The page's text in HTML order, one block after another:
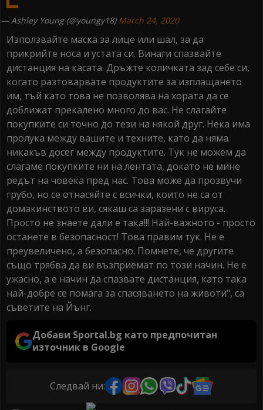
— Ashley Young (@youngy18) March 24, 2020
Използвайте маска за лице или шал, за да
прикрийте носа и устата си. Винаги спазвайте
дистанция на касата. Дръжте количката зад себе си,
когато разтоварвате продуктите за изплащането
им, тъй като това не позволява на хората да се
доближат прекалено много до вас. Не слагайте
покупките си точно до тези на някой друг. Нека има
пролука между вашите и техните, като да няма
никакъв досег между продуктите. Тук не можем да
слагаме покупките ни на лентата, докато не мине
редът на човека пред нас. Това може да прозвучи
грубо, но се отнасяйте с всички, които не са от
домакинството ви, сякаш са заразени с вируса.
Просто не знаете дали е така!!! Най-важното - просто
останете в безопасност! Това правим тук. Не е
преувеличено, а безопасно. Помнете, че другите
също трябва да ви възприемат по този начин. Не е
ужасно, а е начин да спазвате дистанция, като така
най-добре се помага за спасяването на животи", са
съветите на Йънг.
Добави Sportal.bg като предпочитан
източник в Google
Следвай ни: